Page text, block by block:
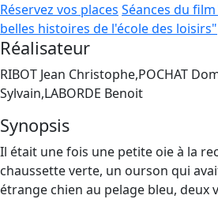
Réservez vos places Séances du
belles histoires de l'école des loisirs"
Réalisateur
RIBOT Jean Christophe,POCHAT
Sylvain,LABORDE Benoit
Synopsis
Il était une fois une petite oie à la
chaussette verte, un ourson qui
étrange chien au pelage bleu, deux